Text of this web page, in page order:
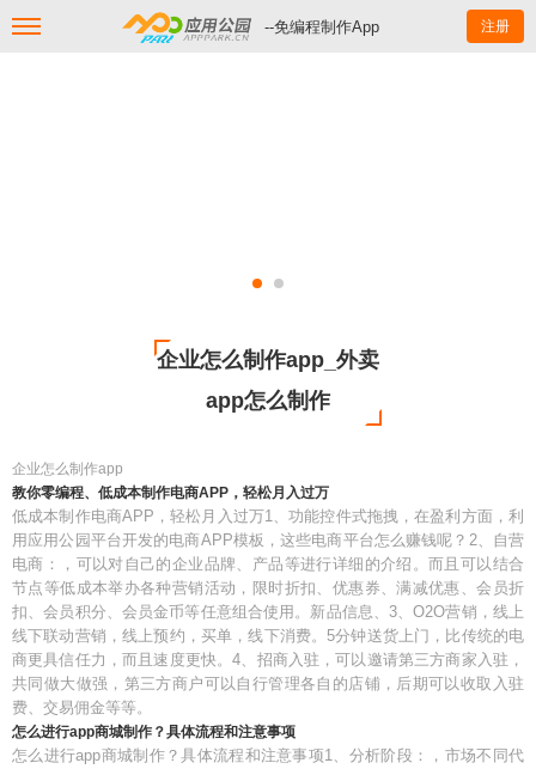
--免编程制作App 注册
企业怎么制作app_外卖
app怎么制作
企业怎么制作app
教你零编程、低成本制作电商APP，轻松月入过万
低成本制作电商APP，轻松月入过万1、功能控件式拖拽，在盈利方面，利
用应用公园平台开发的电商APP模板，这些电商平台怎么赚钱呢？2、自营
电商：，可以对自己的企业品牌、产品等进行详细的介绍。而且可以结合
节点等低成本举办各种营销活动，限时折扣、优惠券、满减优惠、会员折
扣、会员积分、会员金币等任意组合使用。新品信息、3、O2O营销，线上
线下联动营销，线上预约，买单，线下消费。5分钟送货上门，比传统的电
商更具信任力，而且速度更快。4、招商入驻，可以邀请第三方商家入驻，
共同做大做强，第三方商户可以自行管理各自的店铺，后期可以收取入驻
费、交易佣金等等。
怎么进行app商城制作？具体流程和注意事项
怎么进行app商城制作？具体流程和注意事项1、分析阶段：，市场不同代